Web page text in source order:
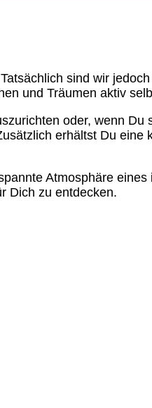
sind wir
und Träumen aktiv
oder, wenn
erhältst Du
Atmosphäre
Dich zu entdecken.